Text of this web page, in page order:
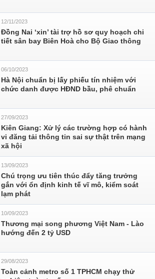
12/11/2023
Đồng Nai ‘xin’ tài trợ hồ sơ quy hoạch chi
tiết sân bay Biên Hoà cho Bộ Giao thông
06/10/2023
Hà Nội chuẩn bị lấy phiếu tín nhiệm với
chức danh được HĐND bầu, phê chuẩn
27/09/2023
Kiên Giang: Xử lý các trường hợp có hành
vi đăng tải thông tin sai sự thật trên mạng
xã hội
13/09/2023
Chú trọng ưu tiên thúc đẩy tăng trưởng
gắn với ổn định kinh tế vĩ mô, kiểm soát
lạm phát
10/09/2023
Thương mại song phương Việt Nam - Lào
hướng đến 2 tỷ USD
29/08/2023
Toàn cảnh metro số 1 TPHCM chạy thử